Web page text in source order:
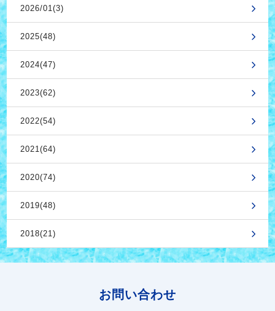
2026/01(3)
2025(48)
2024(47)
2023(62)
2022(54)
2021(64)
2020(74)
2019(48)
2018(21)
お問い合わせ